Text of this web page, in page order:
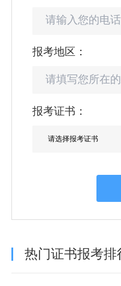
报考地区：
报考证书：
热门证书报考排